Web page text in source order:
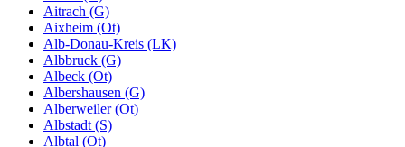
Aitrach (G)
Aixheim (Ot)
Alb-Donau-Kreis (LK)
Albbruck (G)
Albeck (Ot)
Albershausen (G)
Alberweiler (Ot)
Albstadt (S)
Albtal (Ot)